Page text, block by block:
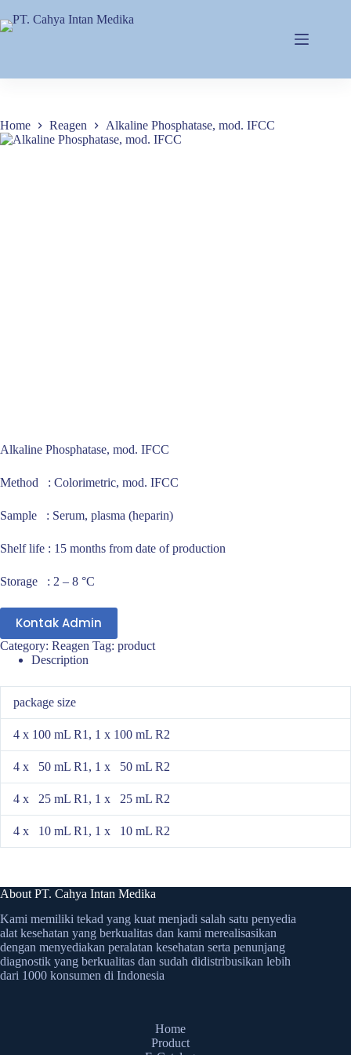
to
content
Home Reagen Alkaline Phosphatase, mod. IFCC
Alkaline Phosphatase, mod. IFCC
Method : Colorimetric, mod. IFCC
Sample : Serum, plasma (heparin)
Shelf life : 15 months from date of production
Storage : 2 – 8 °C
Kontak Admin
Category: Reagen Tag: product
Description
package size
4 x 100 mL R1, 1 x 100 mL R2
4 x 50 mL R1, 1 x 50 mL R2
4 x 25 mL R1, 1 x 25 mL R2
4 x 10 mL R1, 1 x 10 mL R2
About PT. Cahya Intan Medika
Kami memiliki tekad yang kuat menjadi salah satu penyedia
alat kesehatan yang berkualitas dan kami merealisasikan
dengan menyediakan peralatan kesehatan serta penunjang
diagnostik yang berkualitas dan sudah didistribusikan lebih
dari 1000 konsumen di Indonesia
Home
Product